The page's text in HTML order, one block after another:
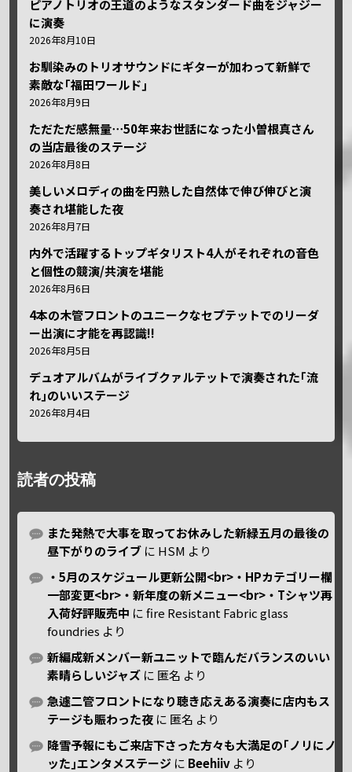
ピアノトリオの王道のようなスタンダード曲をジャジー
に演奏
2026年8月10日
お馴染みのトリオサウンドにギターが加わって新鮮で
素敵な｢福田ワールド｣
2026年8月9日
ただただ感無量⋯50年来お世話になった小曽根真さん
の当店最後のステージ
2026年8月8日
美しいメロディの曲を円熟した自然体で伸び伸びと演
奏され堪能した夜
2026年8月7日
内外で活躍するトップギタリスト4人がそれぞれの音色
と個性の競演/共演を堪能
2026年8月6日
4本の木管フロントのユニークなセプテットでのリーダ
ー出演に才能を再認識!!
2026年8月5日
デュオアルバムがライブクァルテットで演奏された｢流
れ｣のいいステージ
2026年8月4日
読者の投稿
また発熱で大事を取ってお休みした新緑五月の最後の
昼下がりのライブ に HSM より
・5月のスケジュール更新公開<br>・HPカテゴリー欄
一部変更<br>・新年度の新メニュー<br>・Tシャツ再
入荷好評販売中 にfire Resistant Fabric glass
foundries より
新編成新メンバー新ユニットで臨んだバランスのいい
素晴らしいジャズ に 匿名 より
急遽二管フロントになり聴き応えある演奏に店内もス
テージも賑わった夜 に 匿名 より
降雪予報にもご来店下さった方々も大満足の｢ノリにノ
ッた｣エンタメステージ に Beehiiv より